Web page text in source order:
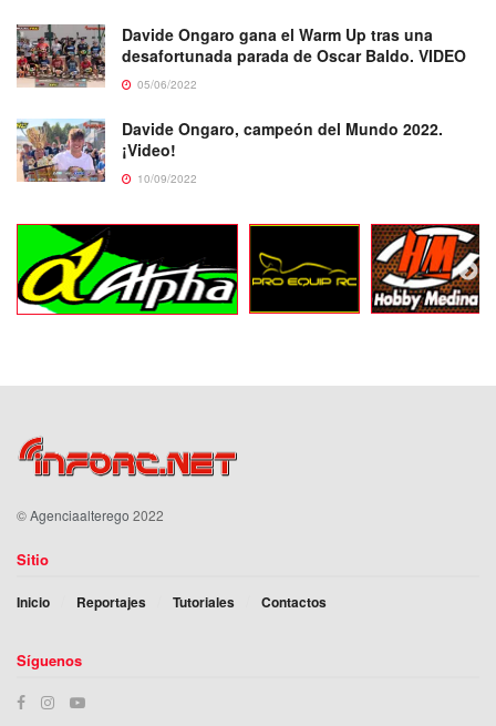
Davide Ongaro gana el Warm Up tras una
desafortunada parada de Oscar Baldo. VIDEO
05/06/2022
Davide Ongaro, campeón del Mundo 2022.
¡Video!
10/09/2022
©Agenciaalterego 2022
Sitio
Inicio Reportajes Tutoriales Contactos
Síguenos